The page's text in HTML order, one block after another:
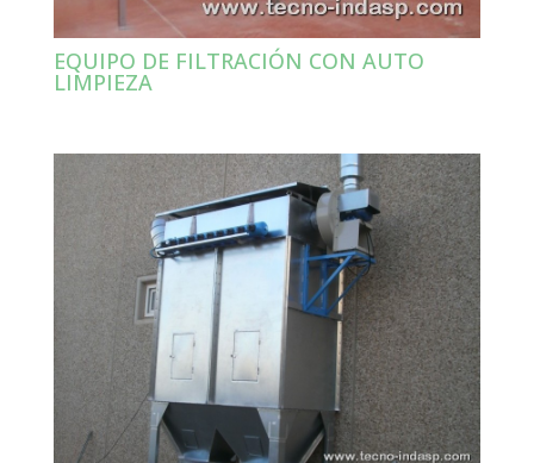
EQUIPO DE FILTRACIÓN CON AUTO
LIMPIEZA